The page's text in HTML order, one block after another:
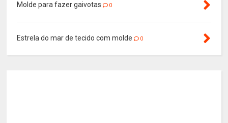
Molde para fazer gaivotas 0
Estrela do mar de tecido com molde 0